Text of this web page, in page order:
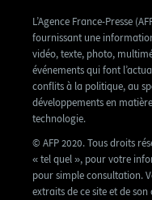
L’Agence France-Presse
fournissant une
vidéo, texte, photo,
événements qui font
conflits à la politique, au
développements en
technologie.
© AFP 2020. Tous droits
« tel quel », pour votre
pour simple consultation.
extraits de ce site et de